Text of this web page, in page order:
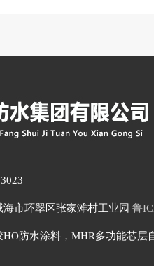
市环翠区张家滩村工业园 鲁
HO防水涂料，MHR多功能芯